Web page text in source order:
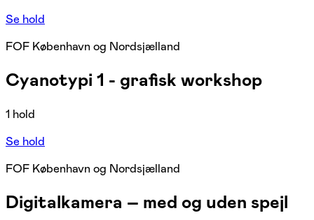
Se hold
FOF København og Nordsjælland
Cyanotypi 1 - grafisk workshop
1 hold
Se hold
FOF København og Nordsjælland
Digitalkamera – med og uden spejl